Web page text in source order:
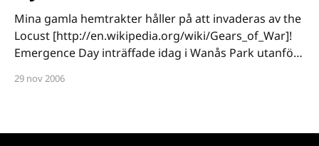
Mina gamla hemtrakter håller på att invaderas av the
Locust [http://en.wikipedia.org/wiki/Gears_of_War]!
Emergence Day inträffade idag i Wanås Park utanför
sägs vara 10 meter högt och väga 10 ton. Om Gears
29 nov 2006